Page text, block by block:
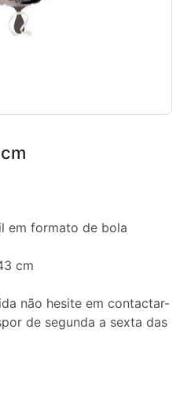
em formato de bola
cm
não hesite em contactar-
de segunda a sexta das